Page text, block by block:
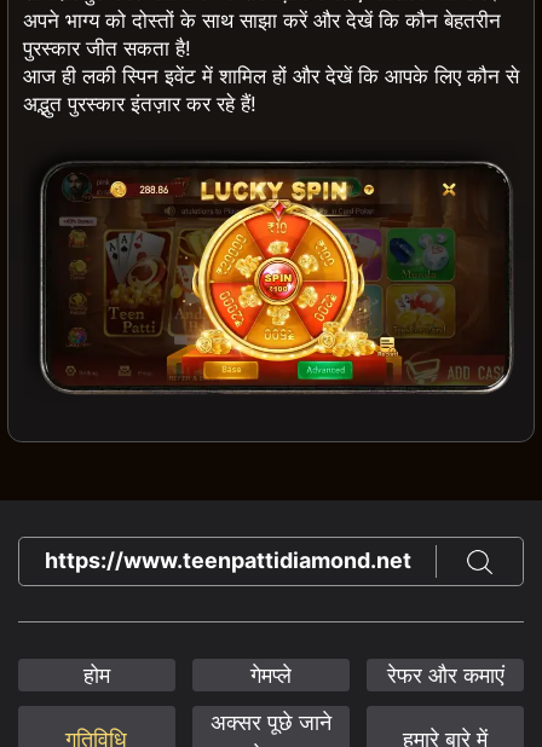
अपने भाग्य को दोस्तों के साथ साझा करें और देखें कि कौन बेहतरीन
पुरस्कार जीत सकता है!
आज ही लकी स्पिन इवेंट में शामिल हों और देखें कि आपके लिए कौन से
अद्भुत पुरस्कार इंतज़ार कर रहे हैं!
https://www.teenpattidiamond.net
होम गेमप्ले रेफर और कमाएं
गतिविधि
अक्सर पूछे जाने
हमारे बारे में